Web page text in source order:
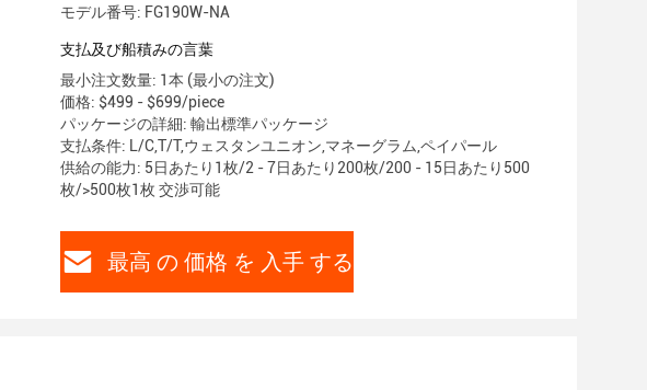
モデル番号: FG190W-NA
支払及び船積みの言葉
最小注文数量: 1本 (最小の注文)
価格: $499 - $699/piece
パッケージの詳細: 輸出標準パッケージ
支払条件: L/C,T/T,ウェスタンユニオン,マネーグラム,ペイパール
供給の能力: 5日あたり1枚/2 - 7日あたり200枚/200 - 15日あたり500
枚/>500枚1枚 交渉可能
最高 の 価格 を 入手 する